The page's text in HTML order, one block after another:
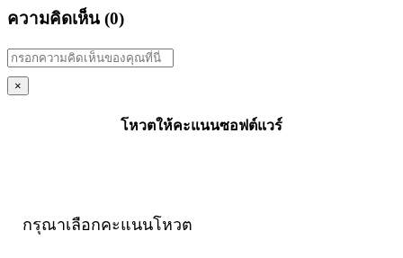
ความคิดเห็น (0)
×
โหวตให้คะแนนซอฟต์แวร์
กรุณาเลือกคะแนนโหวต